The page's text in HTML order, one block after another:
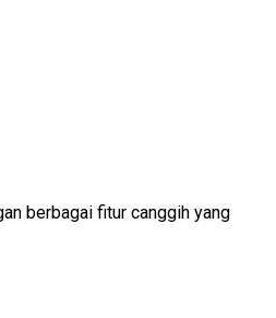
berbagai fitur canggih yang